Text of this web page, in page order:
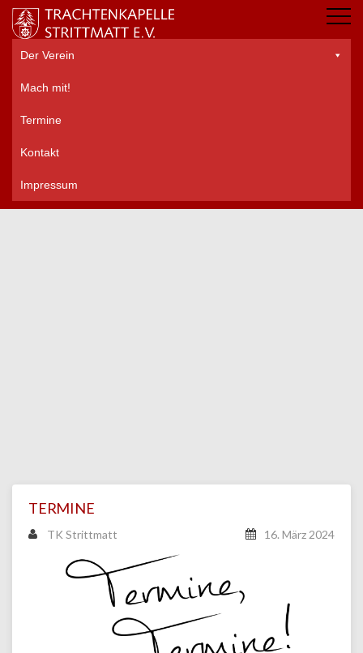
Der Verein
Mach mit!
Termine
Kontakt
Impressum
TERMINE
TK Strittmatt 16. März 2024